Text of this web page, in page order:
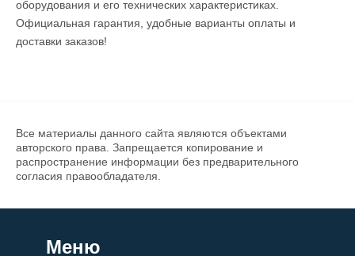
оборудования и его технических характеристиках.
Официальная гарантия, удобные варианты оплаты и
доставки заказов!
Все материалы данного сайта являются объектами
авторского права. Запрещается копирование и
распространение информации без предварительного
согласия правообладателя.
Меню